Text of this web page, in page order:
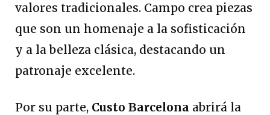
valores tradicionales. Campo crea piezas
que son un homenaje a la sofisticación
y a la belleza clásica, destacando un
patronaje excelente.
Por su parte, Custo Barcelona abrirá la